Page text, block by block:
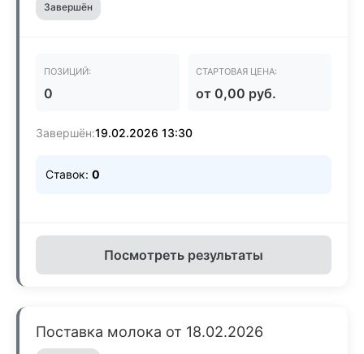
Завершён
ПОЗИЦИЙ:
0
СТАРТОВАЯ ЦЕНА:
от 0,00 руб.
Завершён:19.02.2026 13:30
Ставок: 0
Посмотреть результаты
Поставка молока от 18.02.2026